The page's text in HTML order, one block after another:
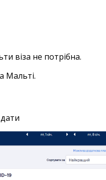
віза не потрібна.
Мальті.